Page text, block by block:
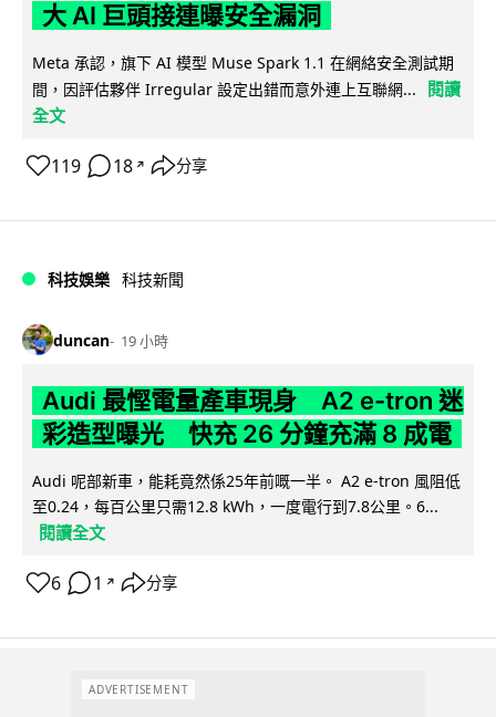
大 AI 巨頭接連曝安全漏洞
Meta 承認，旗下 AI 模型 Muse Spark 1.1 在網絡安全測試期
間，因評估夥伴 Irregular 設定出錯而意外連上互聯網...
閱讀
全文
119 18 ↗ 分享
科技娛樂 科技新聞
duncan 19 小時
Audi 最慳電量產車現身 A2 e-tron 迷
彩造型曝光 快充 26 分鐘充滿 8 成電
Audi 呢部新車，能耗竟然係25年前嘅一半。 A2 e-tron 風阻低
至0.24，每百公里只需12.8 kWh，一度電行到7.8公里。6...
閱讀全文
6 1 ↗ 分享
ADVERTISEMENT